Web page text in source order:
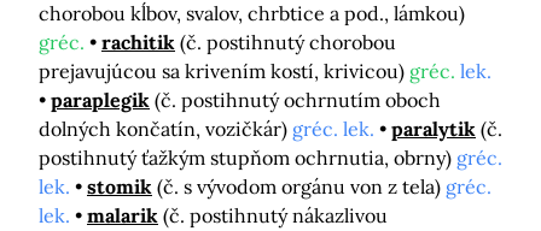
chorobou kĺbov, svalov, chrbtice a pod., lámkou)
gréc.
rachitik (č. postihnutý chorobou
prejavujúcou sa krivením kostí, krivicou) gréc. lek.
paraplegik (č. postihnutý ochrnutím oboch
dolných končatín, vozičkár) gréc. lek. paralytik (č.
postihnutý ťažkým stupňom ochrnutia, obrny) gréc.
lek.
stomik (č. s vývodom orgánu von z tela) gréc.
lek.
malarik (č. postihnutý nákazlivou